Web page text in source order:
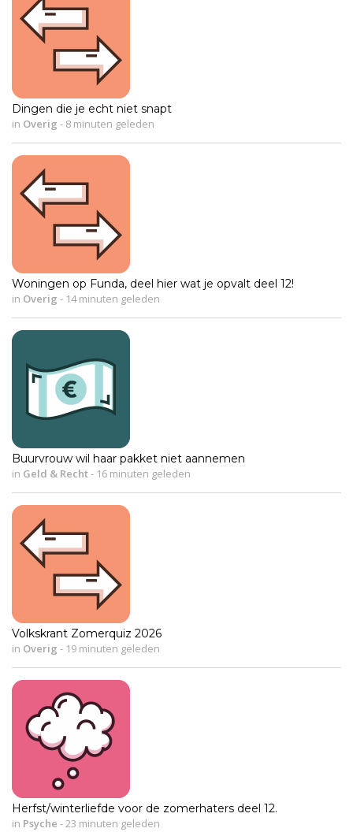
Dingen die je echt niet snapt
in Overig - 8 minuten geleden
Woningen op Funda, deel hier wat je opvalt deel 12!
in Overig - 14 minuten geleden
Buurvrouw wil haar pakket niet aannemen
in Geld & Recht- 16 minuten geleden
Volkskrant Zomerquiz 2026
in Overig - 19 minuten geleden
Herfst/winterliefde voor de zomerhaters deel 12.
in Psyche - 23 minuten geleden